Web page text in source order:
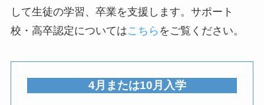
して生徒の学習、卒業を支援します。サポート
校・高卒認定についてはこち ら をご覧ください。
4月または10月入学